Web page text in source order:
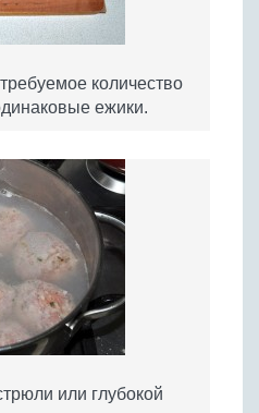
количество
ежики.
или глубокой